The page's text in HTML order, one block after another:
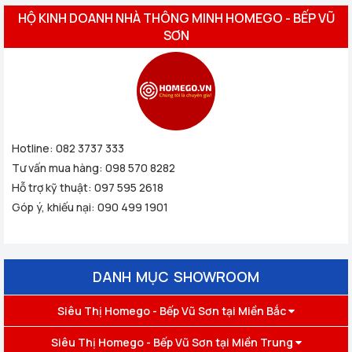
HỘ KINH DOANH NHÀ THÔNG MINH HOMEGO - BẾP VŨ
SƠN
Hotline: 082 3737 333
Tư vấn mua hàng: 098 570 8282
Hỗ trợ kỹ thuật: 097 595 2618
Góp ý, khiếu nại: 090 499 1901
DANH MỤC SHOWROOM
Siêu Thị Homego - Bếp Vũ Sơn tại Miền Bắc
Siêu Thị Homego - Bếp Vũ Sơn tại Miền Trung